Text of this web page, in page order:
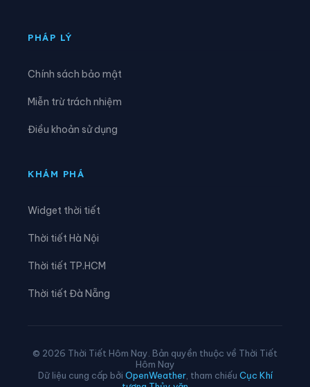
Xã Ninh Hải
Xã Tây Khánh Sơn
PHÁP LÝ
Chính sách bảo mật
Miễn trừ trách nhiệm
Điều khoản sử dụng
KHÁM PHÁ
Widget thời tiết
Thời tiết Hà Nội
Thời tiết TP.HCM
Thời tiết Đà Nẵng
© 2026 Thời Tiết Hôm Nay. Bản quyền thuộc về Thời Tiết
Hôm Nay
Dữ liệu cung cấp bởi OpenWeather, tham chiếu Cục Khí